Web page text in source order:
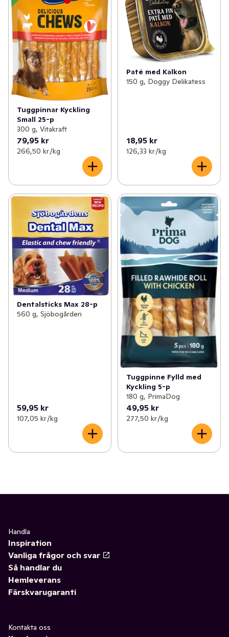
Tuggpinnar Kyckling
Small 25-p
300 g, Vitakraft
79,95 kr
266,50 kr /kg
Paté med Kalkon
150 g, Doggy Delikatess
18,95 kr
126,33 kr /kg
Dentalsticks Max 28-p
560 g, Sjöbogården
59,95 kr
107,05 kr /kg
Tuggpinne Fylld med
Kyckling 5-p
180 g, PrimaDog
49,95 kr
277,50 kr /kg
Handla
Inspiration
Vanliga frågor och svar
Så handlar du
Hemleverans
Färskvarugaranti
Kontakta oss